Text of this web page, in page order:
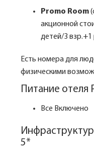
Promo Room
акционной
детей/3 взр.+1
Есть номера для
физическими
Питание отеля
Все Включено
5*